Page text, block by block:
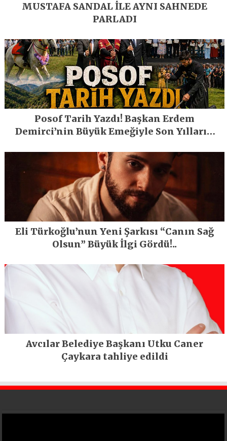
MUSTAFA SANDAL İLE AYNI SAHNEDE
PARLADI
Posof Tarih Yazdı! Başkan Erdem
Demirci’nin Büyük Emeğiyle Son Yılların
Eli Türkoğlu’nun Yeni Şarkısı “Canın Sağ
Olsun” Büyük İlgi Gördü!..
Avcılar Belediye Başkanı Utku Caner
Çaykara tahliye edildi